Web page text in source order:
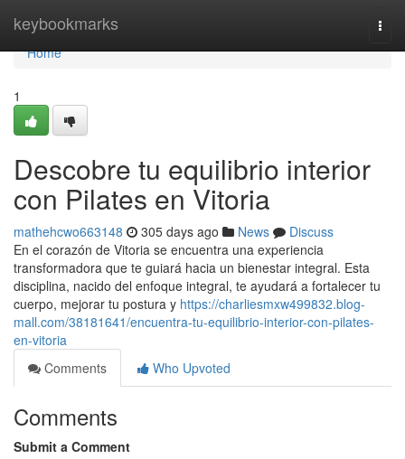
keybookmarks
Home
Home
1
Descobre tu equilibrio interior
con Pilates en Vitoria
mathehcwo663148 305 days ago News
Discuss
En el corazón de Vitoria se encuentra una experiencia
transformadora que te guiará hacia un bienestar integral. Esta
disciplina, nacido del enfoque integral, te ayudará a fortalecer tu
cuerpo, mejorar tu postura y https://charliesmxw499832.blog-
mall.com/38181641/encuentra-tu-equilibrio-interior-con-pilates-
en-vitoria
Comments
Who Upvoted
Comments
Submit a Comment